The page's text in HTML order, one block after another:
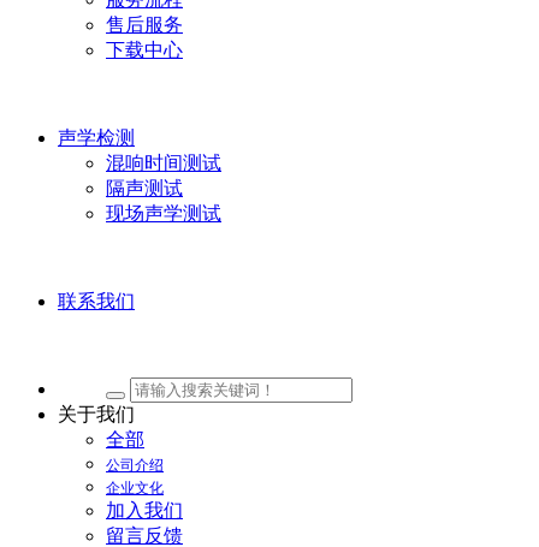
售后服务
下载中心
声学检测
混响时间测试
隔声测试
现场声学测试
联系我们
关于我们
全部
公司介绍
企业文化
加入我们
留言反馈